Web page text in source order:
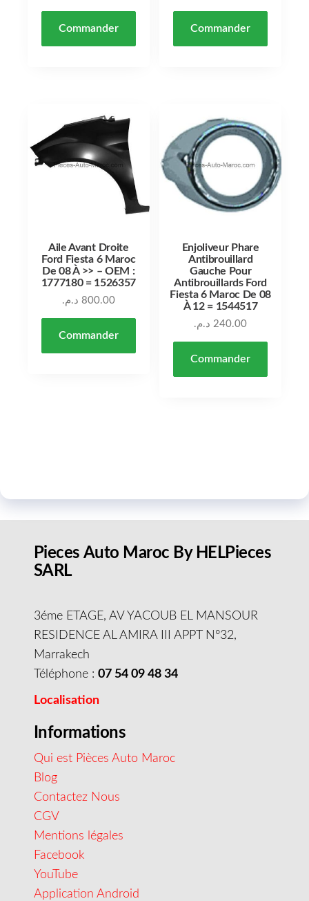
Commander Commander
Aile Avant Droite
Ford Fiesta 6 Maroc
De 08 À >> – OEM :
1777180 = 1526357
800.00 د.م.
Commander
Enjoliveur Phare
Antibrouillard
Gauche Pour
Antibrouillards Ford
Fiesta 6 Maroc De 08
À 12 = 1544517
240.00 د.م.
Commander
Pieces Auto Maroc By HELPieces
SARL
3éme ETAGE, AV YACOUB EL MANSOUR
RESIDENCE AL AMIRA III APPT N°32,
Marrakech
Téléphone : 07 54 09 48 34
Localisation
Informations
Qui est Pièces Auto Maroc
Blog
Contactez Nous
CGV
Mentions légales
Facebook
YouTube
Application Android